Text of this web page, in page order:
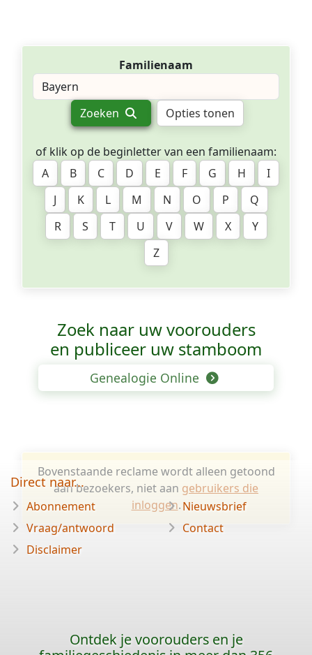
Familienaam
Zoeken Opties tonen
of klik op de beginletter van een familienaam:
A
B C D E F G H
I
J
K L M N O P
Q
R
S T U V W X
Y
Z
Zoek naar uw voorouders
en publiceer uw stamboom
Genealogie Online
Bovenstaande reclame wordt alleen getoond
aan bezoekers, niet aan gebruikers die
inloggen.
Direct naar...
Abonnement
Vraag/antwoord
Disclaimer
Nieuwsbrief
Contact
Ontdek je voorouders en je